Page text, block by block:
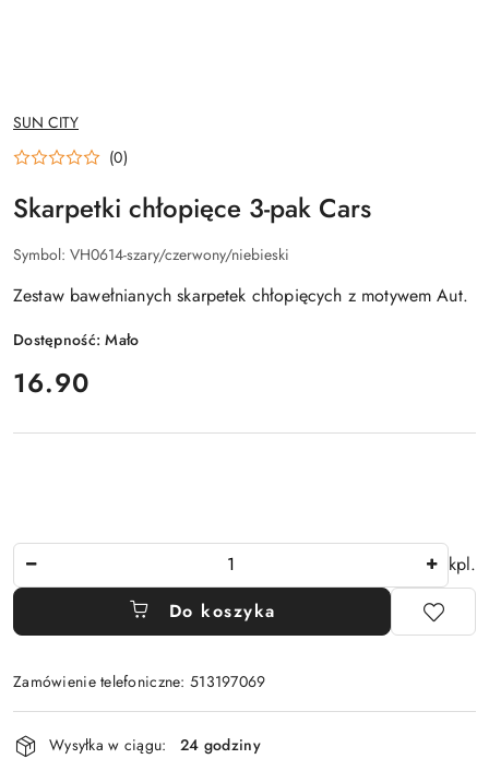
NAZWA
PRODUCENTA:
SUN CITY
(0)
Skarpetki chłopięce 3-pak Cars
Symbol: VH0614-szary/czerwony/niebieski
Zestaw bawełnianych skarpetek chłopięcych z motywem Aut.
Dostępność:Mało
cena:
16.90
kpl.
Do koszyka
Zamówienie telefoniczne: 513197069
Dostępność
Wysyłka w ciągu: 24 godziny